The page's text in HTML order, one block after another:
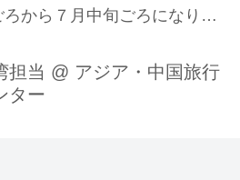
ろから７月中旬ごろになりま
の南部台南・玉井地区など
さんのマンゴーが実をつけま
に旅行できるようになりまし
担当 @ アジア・中国旅行
ター